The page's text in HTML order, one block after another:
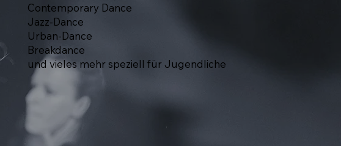
Contemporary Dance
Jazz-Dance
Urban-Dance
Breakdance
und vieles mehr speziell für Jugendliche